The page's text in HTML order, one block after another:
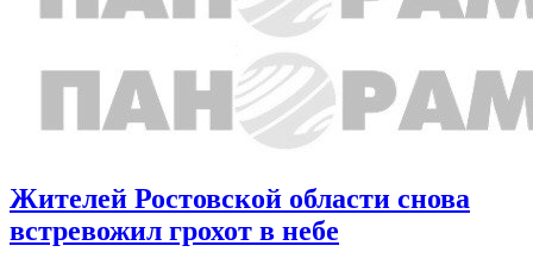
Жителей Ростовской области снова
встревожил грохот в небе